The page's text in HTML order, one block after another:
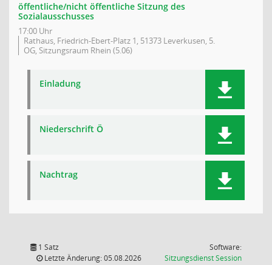
öffentliche/nicht öffentliche Sitzung des
Sozialausschusses
17:00 Uhr
Rathaus, Friedrich-Ebert-Platz 1, 51373 Leverkusen, 5.
OG, Sitzungsraum Rhein (5.06)
Einladung
Niederschrift Ö
Nachtrag
1 Satz
Letzte Änderung: 05.08.2026
Software:
SitzungsdienstSession(Wird in